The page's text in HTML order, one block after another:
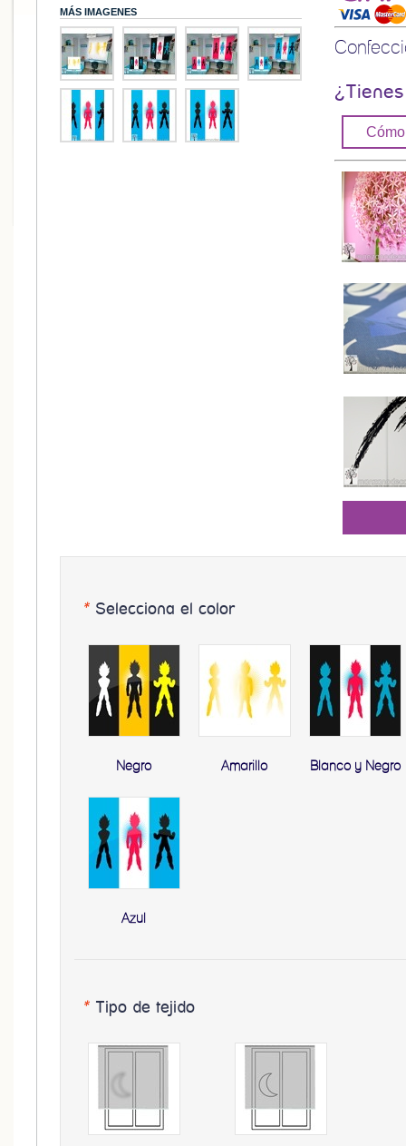
MÁS IMAGENES
* Selecciona el color
Negro Amarillo Blanco y Negro
Azul
* Tipo de tejido